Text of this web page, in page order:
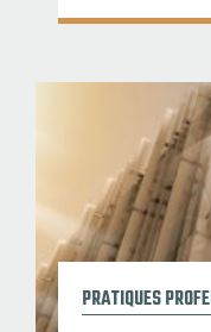
PRATIQUES